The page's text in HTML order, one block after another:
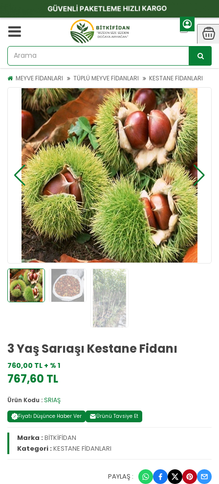
MEYVE FİDANLARI TÜPLÜ MEYVE FİDANLARI KESTANE FİDANLARI
3 Yaş Sarıaşı Kestane Fidanı
760,00 TL + % 1
767,60 TL
Ürün Kodu :SRIAŞ
Fiyatı Düşünce Haber Ver Ürünü Tavsiye Et
Marka :BİTKİFİDAN
Kategori :KESTANE FİDANLARI
PAYLAŞ :